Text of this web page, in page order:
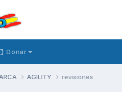
Donar
AGILITY revisiones